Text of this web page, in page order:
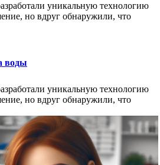
уникальную технологию
но вдруг обнаружили, что
воды
уникальную технологию
но вдруг обнаружили, что